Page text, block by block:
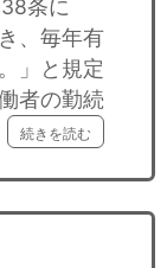
条に
、毎年有
」と規定
者の勤続
続きを読む